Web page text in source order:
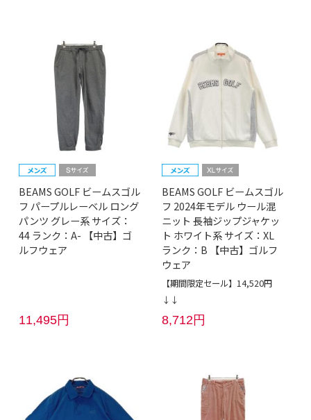
BEAMS GOLF ビームスゴル
フ パープルレーベル ロング
パンツ グレー系 サイズ：
44 ランク：A- 【中古】ゴ
ルフウェア
11,495円
BEAMS GOLF ビームスゴル
フ 2024年モデル ウール混
ニット 長袖ジップジャケッ
ト ホワイト系 サイズ：XL
ランク：B 【中古】ゴルフ
ウェア
【期間限定セール】14,520円
↓↓
8,712円